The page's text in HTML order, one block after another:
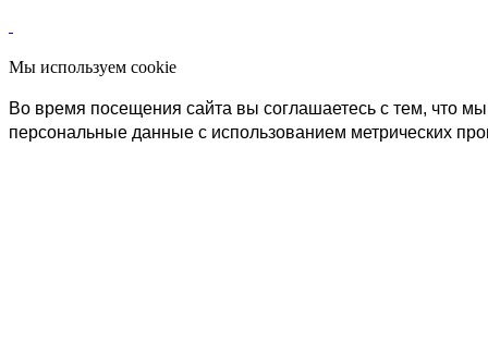
Мы используем cookie
Во время посещения сайта вы соглашаетесь с тем, что
персональные данные с использованием метрических